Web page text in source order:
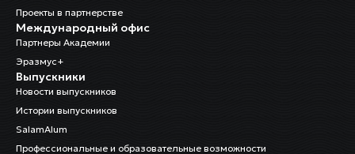
Проекты в партнерстве
Международный офис
Партнеры Академии
Эразмус+
Выпускники
Новости выпускников
Истории выпускников
SalamAlum
Профессиональные и образовательные возможности